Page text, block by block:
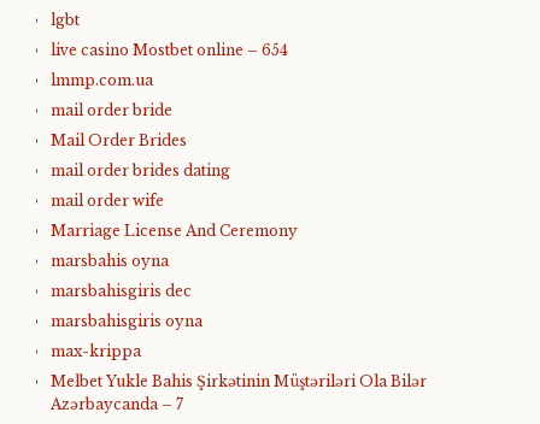
lgbt
live casino Mostbet online – 654
lmmp.com.ua
mail order bride
Mail Order Brides
mail order brides dating
mail order wife
Marriage License And Ceremony
marsbahis oyna
marsbahisgiris dec
marsbahisgiris oyna
max-krippa
Melbet Yukle Bahis Şirkətinin Müştəriləri Ola Bilər
Azərbaycanda – 7